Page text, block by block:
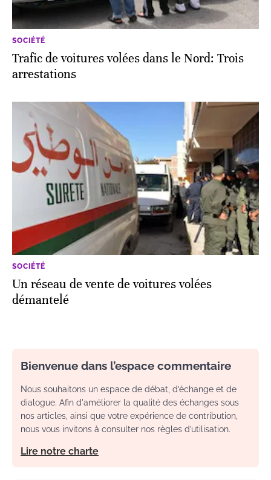
SOCIÉTÉ
Trafic de voitures volées dans le Nord: Trois
arrestations
SOCIÉTÉ
Un réseau de vente de voitures volées
démantelé
Bienvenue dans l’espace commentaire
Nous souhaitons un espace de débat, d’échange et de
dialogue. Afin d'améliorer la qualité des échanges sous
nos articles, ainsi que votre expérience de contribution,
nous vous invitons à consulter nos règles d’utilisation.
Lire notre charte